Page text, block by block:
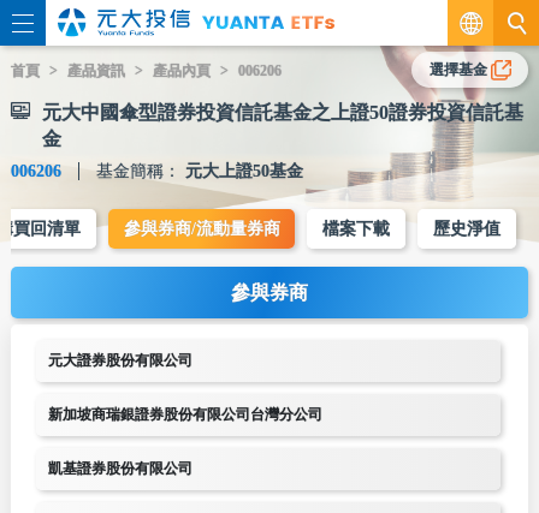
繁
EN
首頁 產品資訊 產品內頁 006206
元大中國傘型證券投資信託基金之上證50證券投資信託基
金
006206 基金簡稱： 元大上證50基金
選擇基金
買回清單 參與券商/流動量券商 檔案下載 歷史淨值
參與券商
元大證券股份有限公司
新加坡商瑞銀證券股份有限公司台灣分公司
凱基證券股份有限公司